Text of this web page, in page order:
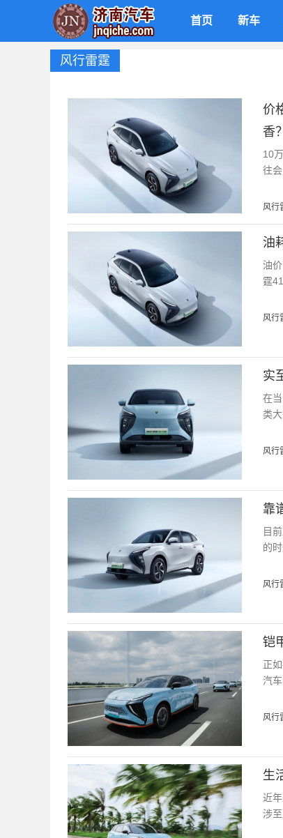
首页 新车
风行雷霆
价
香？
10
往
风行
油
油
霆
风行
实
在
类
风行
靠
目
的
风行
铠
正
汽
风行
生
近
涉